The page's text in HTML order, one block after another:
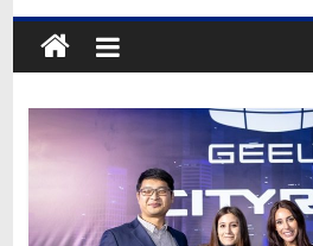
Terrestre
Autos,
camiones,
información
del